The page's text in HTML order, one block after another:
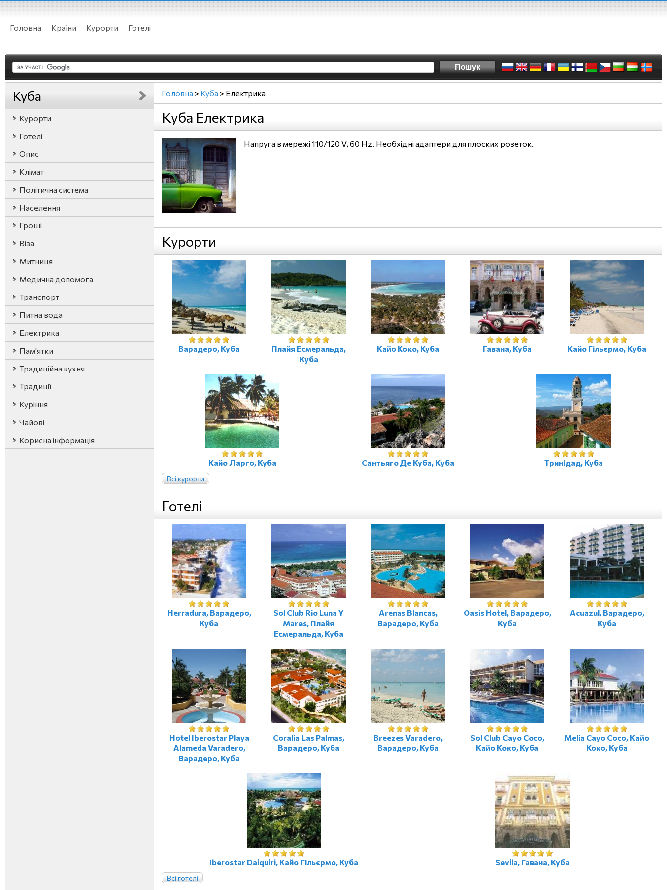
Головна Країни Курорти Готелі
Куба
Курорти
Готелі
Опис
Клімат
Політична система
Населення
Гроші
Віза
Митниця
Медична допомога
Транспорт
Питна вода
Електрика
Пам'ятки
Традиційна кухня
Традиції
Куріння
Чайові
Корисна інформація
Головна > Куба > Електрика
Куба Електрика
Напруга в мережі 110/120 V, 60 Hz. Необхідні адаптери для плоских розеток.
Курорти
Варадеро, Куба
Плайя Есмеральда,
Куба
Кайо Коко, Куба Гавана, Куба Кайо Гільєрмо, Куба
Кайо Ларго, Куба Сантьяго Де Куба, Куба Тринідад, Куба
Всі курорти
Готелі
Herradura, Варадеро,
Куба
Sol Club Rio Luna Y
Mares, Плайя
Есмеральда, Куба
Arenas Blancas,
Варадеро, Куба
Oasis Hotel, Варадеро,
Куба
Acuazul, Варадеро,
Куба
Hotel Iberostar Playa
Alameda Varadero,
Варадеро, Куба
Coralia Las Palmas,
Варадеро, Куба
Breezes Varadero,
Варадеро, Куба
Sol Club Cayo Coco,
Кайо Коко, Куба
Melia Cayo Coco, Кайо
Коко, Куба
Iberostar Daiquiri, Кайо Гільєрмо, Куба Sevila, Гавана, Куба
Всі готелі